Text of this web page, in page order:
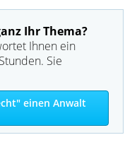
Ihr Thema?
Ihnen ein
Sie
einen Anwalt